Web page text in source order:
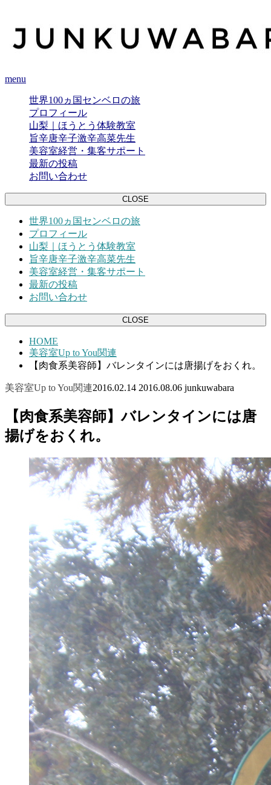
menu
世界100ヵ国センベロの旅
プロフィール
山梨｜ほうとう体験教室
旨辛唐辛子激辛高菜先生
美容室経営・集客サポート
最新の投稿
お問い合わせ
CLOSE
世界100ヵ国センベロの旅
プロフィール
山梨｜ほうとう体験教室
旨辛唐辛子激辛高菜先生
美容室経営・集客サポート
最新の投稿
お問い合わせ
CLOSE
HOME
美容室Up to You関連
【肉食系美容師】バレンタインには唐揚げをおくれ。
美容室Up to You関連2016.02.14 2016.08.06 junkuwabara
【肉食系美容師】バレンタインには唐
揚げをおくれ。